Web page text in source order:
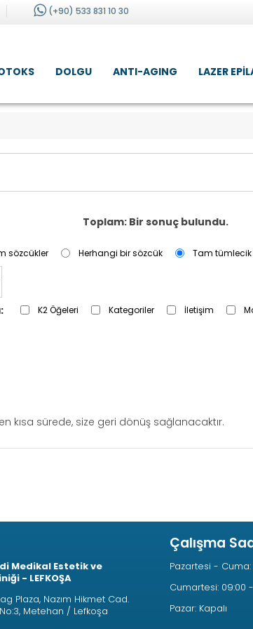
(+90) 533 831 10 30
DOLGU ANTI-AGING LAZER
Toplam: Bir sonuç bulundu.
sözcükler Herhangi bir sözcük Tam tümlecik
K2 Öğeleri Kategoriler İletişim
kısa sürede, size geri dönüş sağlanacaktır.
Medikal Estetik ve
- LEFKOŞA
Plaza, Nazım Hikmet Cad.
Metehan / Lefkoşa
Çalışma
Pazartesi - Cuma:
Cumartesi: 09:00
Pazar: Kapalı